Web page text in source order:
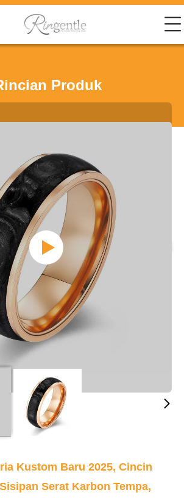
Produk
Kustom Baru 2025, Cincin
Serat Karbon Tempa,